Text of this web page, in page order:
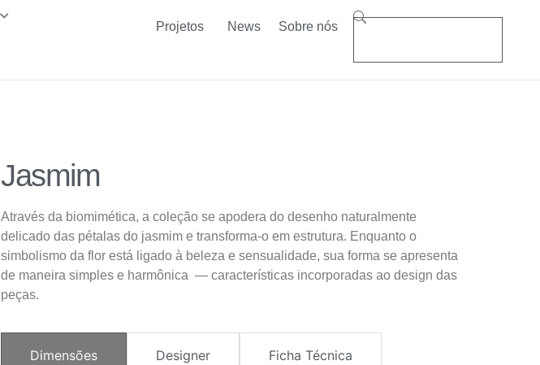
Projetos News Sobre nós
Jasmim
Através da biomimética, a coleção se apodera do desenho naturalmente
delicado das pétalas do jasmim e transforma-o em estrutura. Enquanto o
simbolismo da flor está ligado à beleza e sensualidade, sua forma se apresenta
de maneira simples e harmônica — características incorporadas ao design das
peças.
Dimensões Designer Ficha Técnica